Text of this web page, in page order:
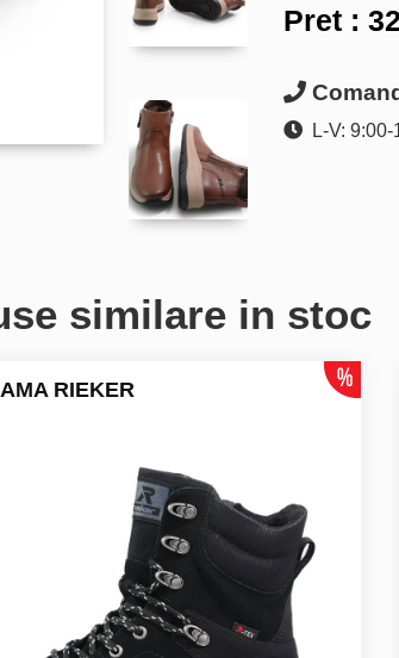
Pret :
L-V: 9:00-
similare in stoc
RIEKER